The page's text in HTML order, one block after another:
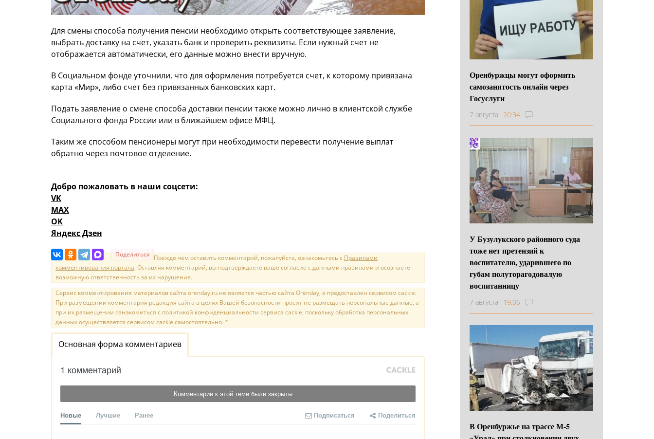
Для смены способа получения пенсии необходимо открыть соответствующее заявление,
выбрать доставку на счет, указать банк и проверить реквизиты. Если нужный счет не
отображается автоматически, его данные можно внести вручную.
В Социальном фонде уточнили, что для оформления потребуется счет, к которому привязана
карта «Мир», либо счет без привязанных банковских карт.
Подать заявление о смене способа доставки пенсии также можно лично в клиентской службе
Социального фонда России или в ближайшем офисе МФЦ.
Таким же способом пенсионеры могут при необходимости перевести получение выплат
обратно через почтовое отделение.
Добро пожаловать в наши соцсети:
VK
MAX
OK
Яндекс Дзен
Поделиться Прежде чем оставить комментарий, пожалуйста, ознакомьтесь с Правилами
комментирования портала. Оставляя комментарий, вы подтверждаете ваше согласие с данными правилами и осознаете
возможную ответственность за их нарушение.
Сервис комментирования материалов сайта orenday.ru не является частью сайта Orenday, а предоставлен сервисом cackle.
При размещении комментария редакция сайта в целях Вашей безопасности просит не размещать персональные данные, а
при их размещении ознакомиться с политикой конфиденциальности сервиса cackle, поскольку обработка персональных
данных осуществляется сервисом cackle самостоятельно. *
Основная форма комментариев
1 комментарий
Комментарии к этой теме были закрыты
Новые Лучшие Ранее Подписаться Поделиться
Оренбуржцы могут оформить
самозанятость онлайн через
Госуслуги
7 августа 20:34
У Бузулукского районного суда
тоже нет претензий к
воспитателю, ударившего по
губам полуторагодовалую
воспитанницу
7 августа 19:06
В Оренбуржье на трассе М-5